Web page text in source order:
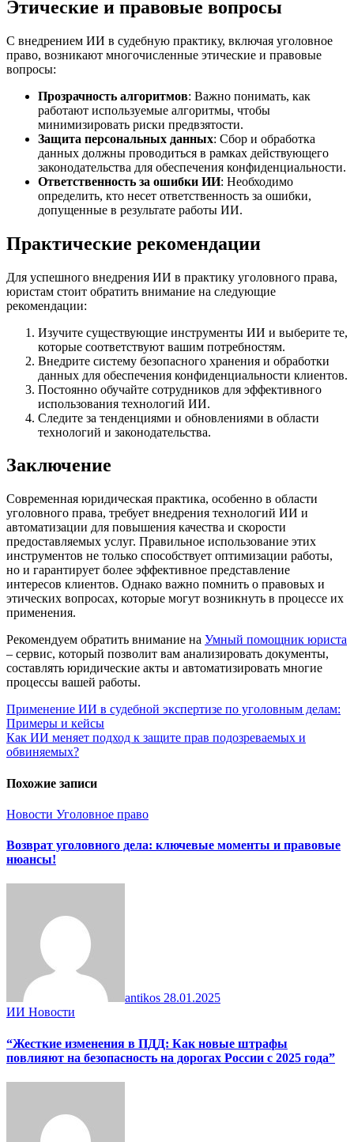
Этические и правовые вопросы
С внедрением ИИ в судебную практику, включая уголовное
право, возникают многочисленные этические и правовые
вопросы:
Прозрачность алгоритмов: Важно понимать, как
работают используемые алгоритмы, чтобы
минимизировать риски предвзятости.
Защита персональных данных: Сбор и обработка
данных должны проводиться в рамках действующего
законодательства для обеспечения конфиденциальности.
Ответственность за ошибки ИИ: Необходимо
определить, кто несет ответственность за ошибки,
допущенные в результате работы ИИ.
Практические рекомендации
Для успешного внедрения ИИ в практику уголовного права,
юристам стоит обратить внимание на следующие
рекомендации:
Изучите существующие инструменты ИИ и выберите те,
которые соответствуют вашим потребностям.
Внедрите систему безопасного хранения и обработки
данных для обеспечения конфиденциальности клиентов.
Постоянно обучайте сотрудников для эффективного
использования технологий ИИ.
Следите за тенденциями и обновлениями в области
технологий и законодательства.
Заключение
Современная юридическая практика, особенно в области
уголовного права, требует внедрения технологий ИИ и
автоматизации для повышения качества и скорости
предоставляемых услуг. Правильное использование этих
инструментов не только способствует оптимизации работы,
но и гарантирует более эффективное представление
интересов клиентов. Однако важно помнить о правовых и
этических вопросах, которые могут возникнуть в процессе их
применения.
Рекомендуем обратить внимание на Умный помощник юриста
– сервис, который позволит вам анализировать документы,
составлять юридические акты и автоматизировать многие
процессы вашей работы.
Навигация
по
записям
Применение ИИ в судебной экспертизе по уголовным делам:
Примеры и кейсы
Как ИИ меняет подход к защите прав подозреваемых и
обвиняемых?
Похожие записи
Новости Уголовное право
Возврат уголовного дела: ключевые моменты и правовые
нюансы!
antikos 28.01.2025
ИИ Новости
“Жесткие изменения в ПДД: Как новые штрафы
повлияют на безопасность на дорогах России с 2025 года”